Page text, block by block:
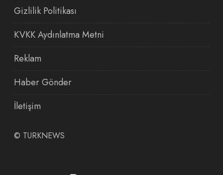
Gizlilik Politikası
KVKK Aydınlatma Metni
Reklam
Haber Gönder
İletişim
© TURKNEWS